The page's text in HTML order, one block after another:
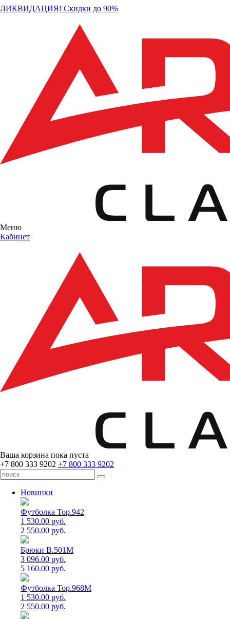
ЛИКВИДАЦИЯ! Скидки до 90%
Меню
Кабинет
Ваша корзина пока пуста
+7 800 333 9202 +7 800 333 9202
Новинки
Футболка Top.942
1 530.00 руб.
2 550.00 руб.
Брюки B.501M
3 096.00 руб.
5 160.00 руб.
Футболка Top.968M
1 530.00 руб.
2 550.00 руб.